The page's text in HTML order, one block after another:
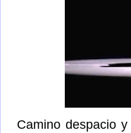
Camino despacio y